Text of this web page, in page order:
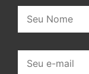
mail: